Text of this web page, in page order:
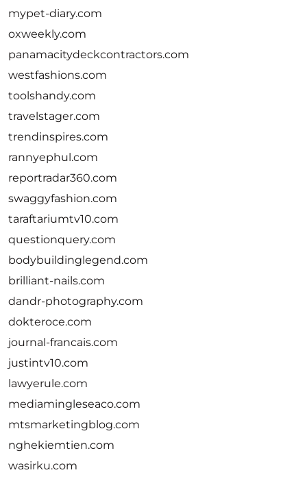
mypet-diary.com
oxweekly.com
panamacitydeckcontractors.com
westfashions.com
toolshandy.com
travelstager.com
trendinspires.com
rannyephul.com
reportradar360.com
swaggyfashion.com
taraftariumtv10.com
questionquery.com
bodybuildinglegend.com
brilliant-nails.com
dandr-photography.com
dokteroce.com
journal-francais.com
justintv10.com
lawyerule.com
mediamingleseaco.com
mtsmarketingblog.com
nghekiemtien.com
wasirku.com